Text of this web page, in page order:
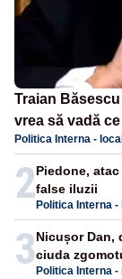
Traian
vrea să vadă
România
Politica Interna -
2 Politica Interna -
Piedone,
false iluzii
3 Politica Interna -
Nicușor Dan,
ciuda